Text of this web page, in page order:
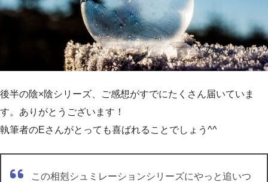
後半の陰×陰シリーズ、ご感想がすでにたくさん届いていま
す。ありがとうございます！
執筆者のEさんがとっても喜ばれることでしょう^^
この相剋シュミレーションシリーズにやっと追いつ